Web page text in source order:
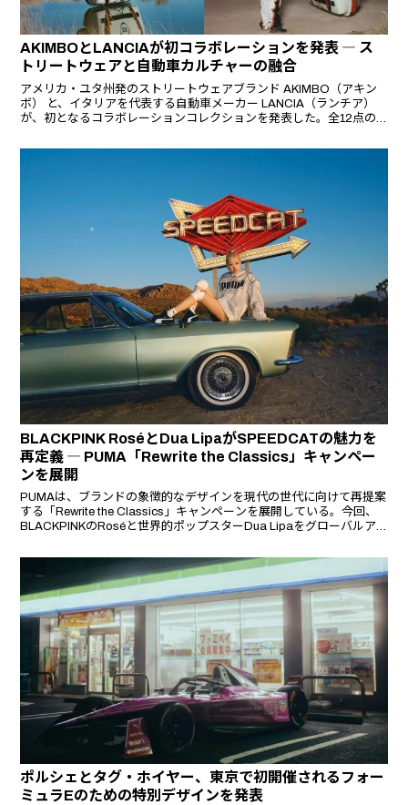
AKIMBOとLANCIAが初コラボレーションを発表 ― ス
トリートウェアと自動車カルチャーの融合
アメリカ・ユタ州発のストリートウェアブランド AKIMBO（アキン
ボ） と、イタリアを代表する自動車メーカー LANCIA（ランチア）
が、初となるコラボレーションコレクションを発表した。全12点の
アにて発売開始される。
BLACKPINK RoséとDua LipaがSPEEDCATの魅力を
再定義 ― PUMA「Rewrite the Classics」キャンペー
ンを展開
PUMAは、ブランドの象徴的なデザインを現代の世代に向けて再提案
する「Rewrite the Classics」キャンペーンを展開している。今回、
BLACKPINKのRoséと世界的ポップスターDua Lipaをグローバルア
「SPEEDCAT LTH」をフィーチャーし、クラシックスタイルに新た
な息吹を吹き込んだ。
ポルシェとタグ・ホイヤー、東京で初開催されるフォー
ミュラEのための特別デザインを発表